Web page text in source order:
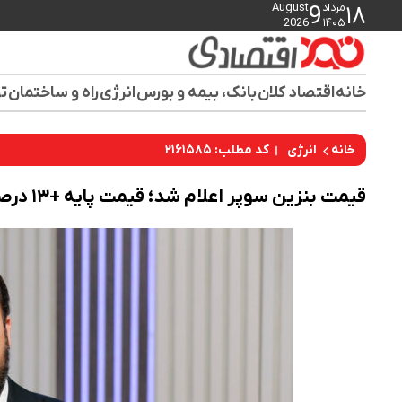
۱۸مرداد
۱۴۰۵9
August
2026
خانهاقتصاد کلانبانک، بیمه و بورسانرژیراه و ساختمان
خانه انرژی کد مطلب: ۲۱۶۱۵۸۵
قیمت بنزین سوپر اعلام شد؛ قیمت پایه +۱۳ درصد